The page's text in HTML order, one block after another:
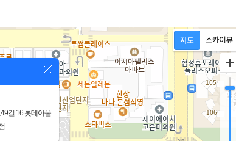
길 16 롯데아울